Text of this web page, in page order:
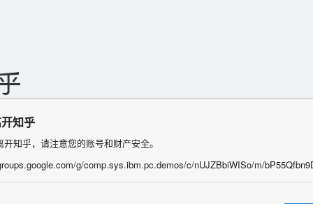
知乎
开知乎，请注意您的账号和财产安全。
g/comp.sys.ibm.pc.demos/c/nUJZBbiWISo/m/